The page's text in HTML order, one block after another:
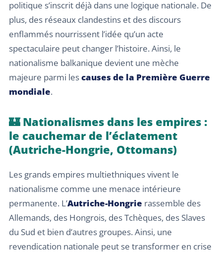
politique s’inscrit déjà dans une logique nationale. De
plus, des réseaux clandestins et des discours
enflammés nourrissent l’idée qu’un acte
spectaculaire peut changer l’histoire. Ainsi, le
nationalisme balkanique devient une mèche
majeure parmi lescauses de la Première Guerre
mondiale.
🏰 Nationalismes dans les empires :
le cauchemar de l’éclatement
(Autriche-Hongrie, Ottomans)
Les grands empires multiethniques vivent le
nationalisme comme une menace intérieure
permanente. L’Autriche-Hongrie rassemble des
Allemands, des Hongrois, des Tchèques, des Slaves
du Sud et bien d’autres groupes. Ainsi, une
revendication nationale peut se transformer en crise